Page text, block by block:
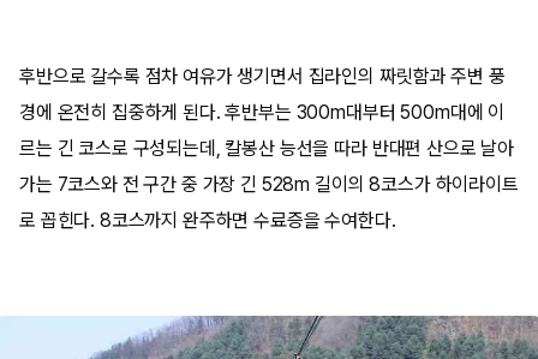
후반으로 갈수록 점차 여유가 생기면서 집라인의 짜릿함과 주변 풍
경에 온전히 집중하게 된다. 후반부는 300m대부터 500m대에 이
르는 긴 코스로 구성되는데, 칼봉산 능선을 따라 반대편 산으로 날아
가는 7코스와 전 구간 중 가장 긴 528m 길이의 8코스가 하이라이트
로 꼽힌다. 8코스까지 완주하면 수료증을 수여한다.